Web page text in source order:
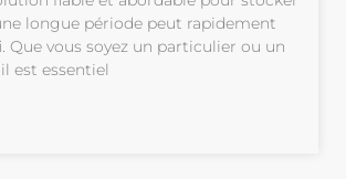
longue période peut rapidement
Que vous soyez un particulier ou un
est essentiel